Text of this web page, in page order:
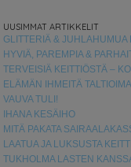
UUSIMMAT ARTIKKELIT
GLITTERIÄ & JUHLAHUMUA
HYVIÄ, PAREMPIA &
TERVEISIÄ KEITTIÖSTÄ –
ELÄMÄN IHMEITÄ
VAUVA TULI!
IHANA KESÄIHO
MITÄ PAKATA
LAATUA JA LUKSUSTA
TUKHOLMA LASTEN